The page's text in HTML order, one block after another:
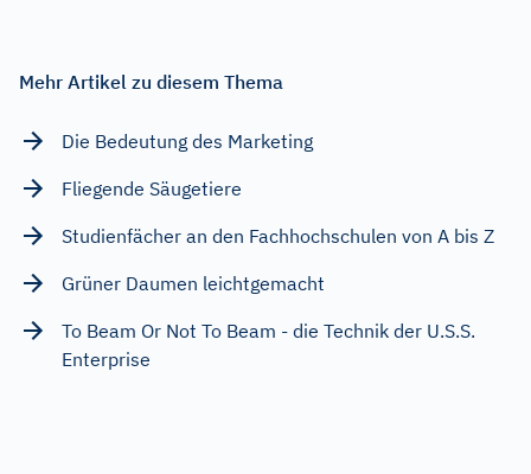
Mehr Artikel zu diesem Thema
Die Bedeutung des Marketing
Fliegende Säugetiere
Studienfächer an den Fachhochschulen von A bis Z
Grüner Daumen leichtgemacht
To Beam Or Not To Beam - die Technik der U.S.S.
Enterprise